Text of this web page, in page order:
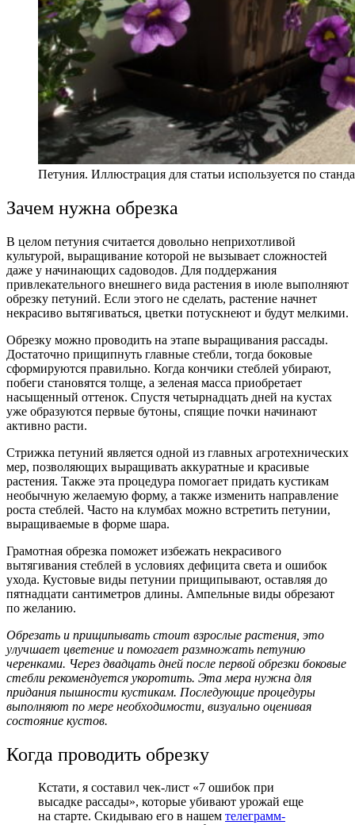
Петуния. Иллюстрация для статьи используется по
Зачем нужна обрезка
В целом петуния считается довольно неприхотливой
культурой, выращивание которой не вызывает сложностей
даже у начинающих садоводов. Для поддержания
привлекательного внешнего вида растения в июле выполняют
обрезку петуний. Если этого не сделать, растение начнет
некрасиво вытягиваться, цветки потускнеют и будут мелкими.
Обрезку можно проводить на этапе выращивания рассады.
Достаточно прищипнуть главные стебли, тогда боковые
сформируются правильно. Когда кончики стеблей убирают,
побеги становятся толще, а зеленая масса приобретает
насыщенный оттенок. Спустя четырнадцать дней на кустах
уже образуются первые бутоны, спящие почки начинают
активно расти.
Стрижка петуний является одной из главных агротехнических
мер, позволяющих выращивать аккуратные и красивые
растения. Также эта процедура помогает придать кустикам
необычную желаемую форму, а также изменить направление
роста стеблей. Часто на клумбах можно встретить петунии,
выращиваемые в форме шара.
Грамотная обрезка поможет избежать некрасивого
вытягивания стеблей в условиях дефицита света и ошибок
ухода. Кустовые виды петунии прищипывают, оставляя до
пятнадцати сантиметров длины. Ампельные виды обрезают
по желанию.
Обрезать и прищипывать стоит взрослые растения, это
улучшает цветение и помогает размножать петунию
черенками. Через двадцать дней после первой обрезки боковые
стебли рекомендуется укоротить. Эта мера нужна для
придания пышности кустикам. Последующие процедуры
выполняют по мере необходимости, визуально оценивая
состояние кустов.
Когда проводить обрезку
Кстати, я составил чек-лист «7 ошибок при
высадке рассады», которые убивают урожай еще
на старте. Скидываю его в нашем телеграмм-